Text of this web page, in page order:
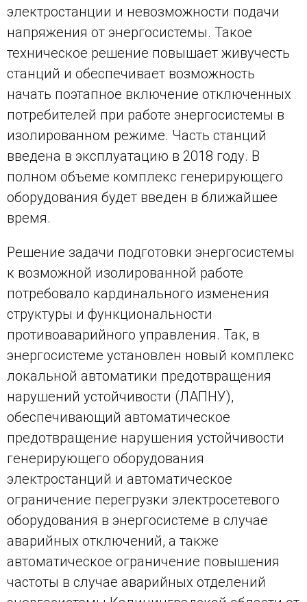
электростанции и невозможности подачи
напряжения от энергосистемы. Такое
техническое решение повышает живучесть
станций и обеспечивает возможность
начать поэтапное включение отключенных
потребителей при работе энергосистемы в
изолированном режиме. Часть станций
введена в эксплуатацию в 2018 году. В
полном объеме комплекс генерирующего
оборудования будет введен в ближайшее
время.
Решение задачи подготовки энергосистемы
к возможной изолированной работе
потребовало кардинального изменения
структуры и функциональности
противоаварийного управления. Так, в
энергосистеме установлен новый комплекс
локальной автоматики предотвращения
нарушений устойчивости (ЛАПНУ),
обеспечивающий автоматическое
предотвращение нарушения устойчивости
генерирующего оборудования
электростанций и автоматическое
ограничение перегрузки электросетевого
оборудования в энергосистеме в случае
аварийных отключений, а также
автоматическое ограничение повышения
частоты в случае аварийных отделений